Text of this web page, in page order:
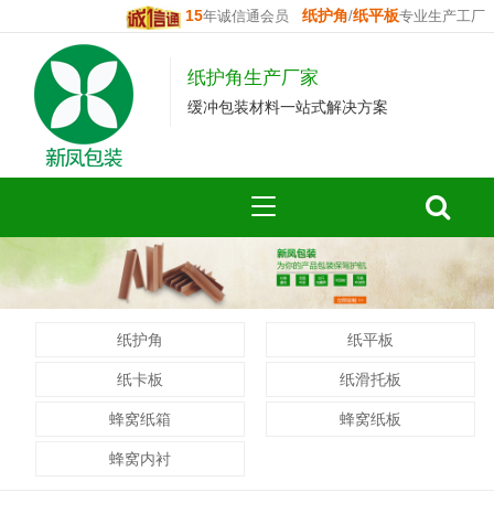
15年诚信通会员 纸护角/纸平板专业生产工厂
纸护角生产厂家
缓冲包装材料一站式解决方案
纸护角 纸平板
纸卡板 纸滑托板
蜂窝纸箱 蜂窝纸板
蜂窝内衬